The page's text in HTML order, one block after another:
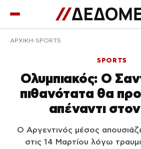
ΑΡΧΙΚΉ SPORTS
SPORTS
Ολυμπιακός: Ο
πιθανότατα θα
απέναντι
Ο Αργεντινός μέσος
στις 14 Μαρτίου λόγω